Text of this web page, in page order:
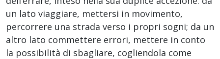
un lato viaggiare, mettersi in movimento,
percorrere una strada verso i propri sogni; da un
altro lato commettere errori, mettere in conto
la possibilità di sbagliare, cogliendola come